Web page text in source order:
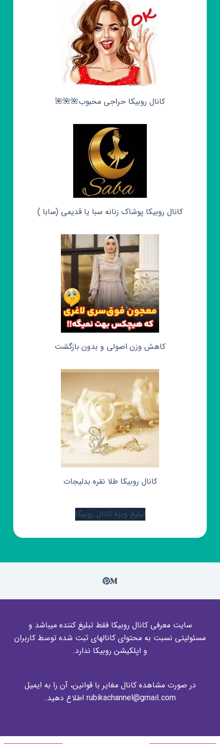
کانال روبیکا حراجی محبوب🌺🌺🌺
کانال روبیکا پوشاک زنانه سبا یا قدیمی (سابا )
کاهش وزن اصولی و بدون بازگشت
کانال روبیکا طلا نقره بدلیجات
تبلیغ ویژه کانال روبیکا
سایت معرفی کانال روبیکا فقط تبلیغ کننده میباشد و
مسئولیتی نسبت به محتوای کانالهای ثبت شده توسط کاربران
و اپلکیشن روبیکا ندارد.
در صورت مشاهده کانال مغایر با قوانین، آن را به ایمیل
rubikachannel@gmail.com اطلاع دهید.